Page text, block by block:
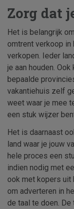
Zorg dat
Het is belangrijk
omtrent verkoop in
verkopen. Ieder
je aan houden.
bepaalde
vakantiehuis zelf
weet waar je mee
een stuk wijzer
Het is daarnaast
land waar je jouw
hele proces een
indien nodig met
ook met kopers uit
om adverteren in
de taal te doen.